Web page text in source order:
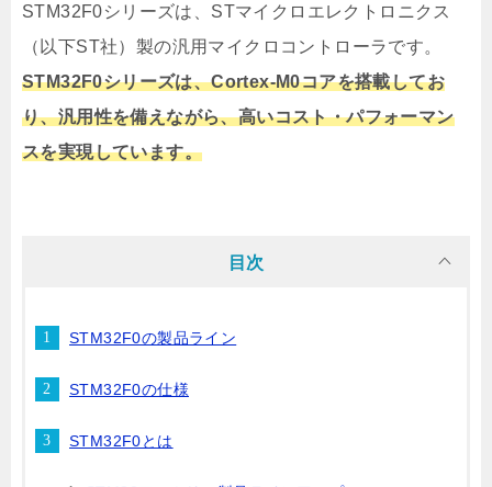
STM32F0シリーズは、STマイクロエレクトロニクス
（以下ST社）製の汎用マイクロコントローラです。
STM32F0シリーズは、Cortex-M0コアを搭載してお
り、汎用性を備えながら、高いコスト・パフォーマン
スを実現しています。
目次
STM32F0の製品ライン
STM32F0の仕様
STM32F0とは